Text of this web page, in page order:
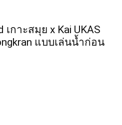
เกาะสมุย x Kai UKAS
แบบเล่นน้ำก่อน